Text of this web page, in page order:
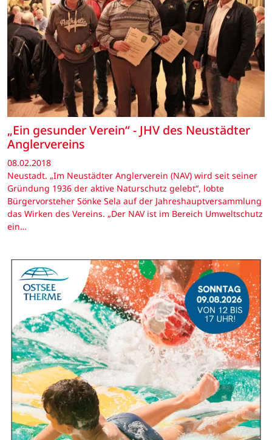
„Ein gesunder Verein“ - JHV des Neustädter
Anglervereins
08.02.2018
Neustadt. „Im Neustädter Anglerverein (NAV) wird seit seiner
Gründung 1936 der aktive Naturschutz gelebt“, lobte
Bürgervorsteher Sönke Sela auf der Jahreshauptversammlung
das Wirken des Vereins. „Der NAV ist im Bereich Umweltschutz
ein…